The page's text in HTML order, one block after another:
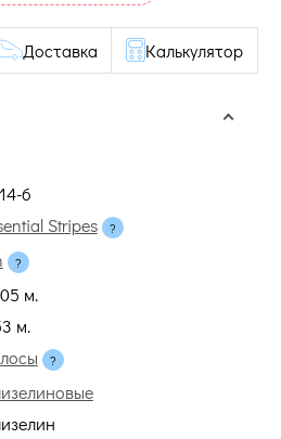
6
Stripes
м.
м.
Доставка Калькулятор